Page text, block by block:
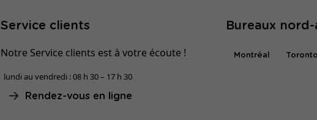
Service clients
Notre Service clients est à votre écoute !
lundi au vendredi : 08 h 30 – 17 h 30
Rendez-vous en ligne
Bureaux
Montréal Toronto